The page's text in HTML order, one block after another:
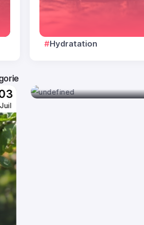
Hydratation
Juil
Gelée royale : bienfaits